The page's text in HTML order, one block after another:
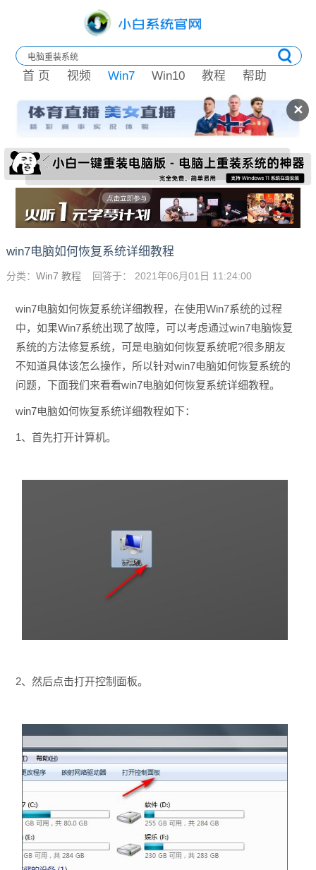
✕
首 页 视频 Win7 Win10 教程 帮助
win7电脑如何恢复系统详细教程
分类： Win7 教程 回答于： 2021年06月01日 11:24:00
win7电脑如何恢复系统详细教程，在使用Win7系统的过程
中，如果Win7系统出现了故障，可以考虑通过win7电脑恢复
系统的方法修复系统，可是电脑如何恢复系统呢?很多朋友
不知道具体该怎么操作，所以针对win7电脑如何恢复系统的
问题，下面我们来看看win7电脑如何恢复系统详细教程。
win7电脑如何恢复系统详细教程如下：
1、首先打开计算机。
2、然后点击打开控制面板。